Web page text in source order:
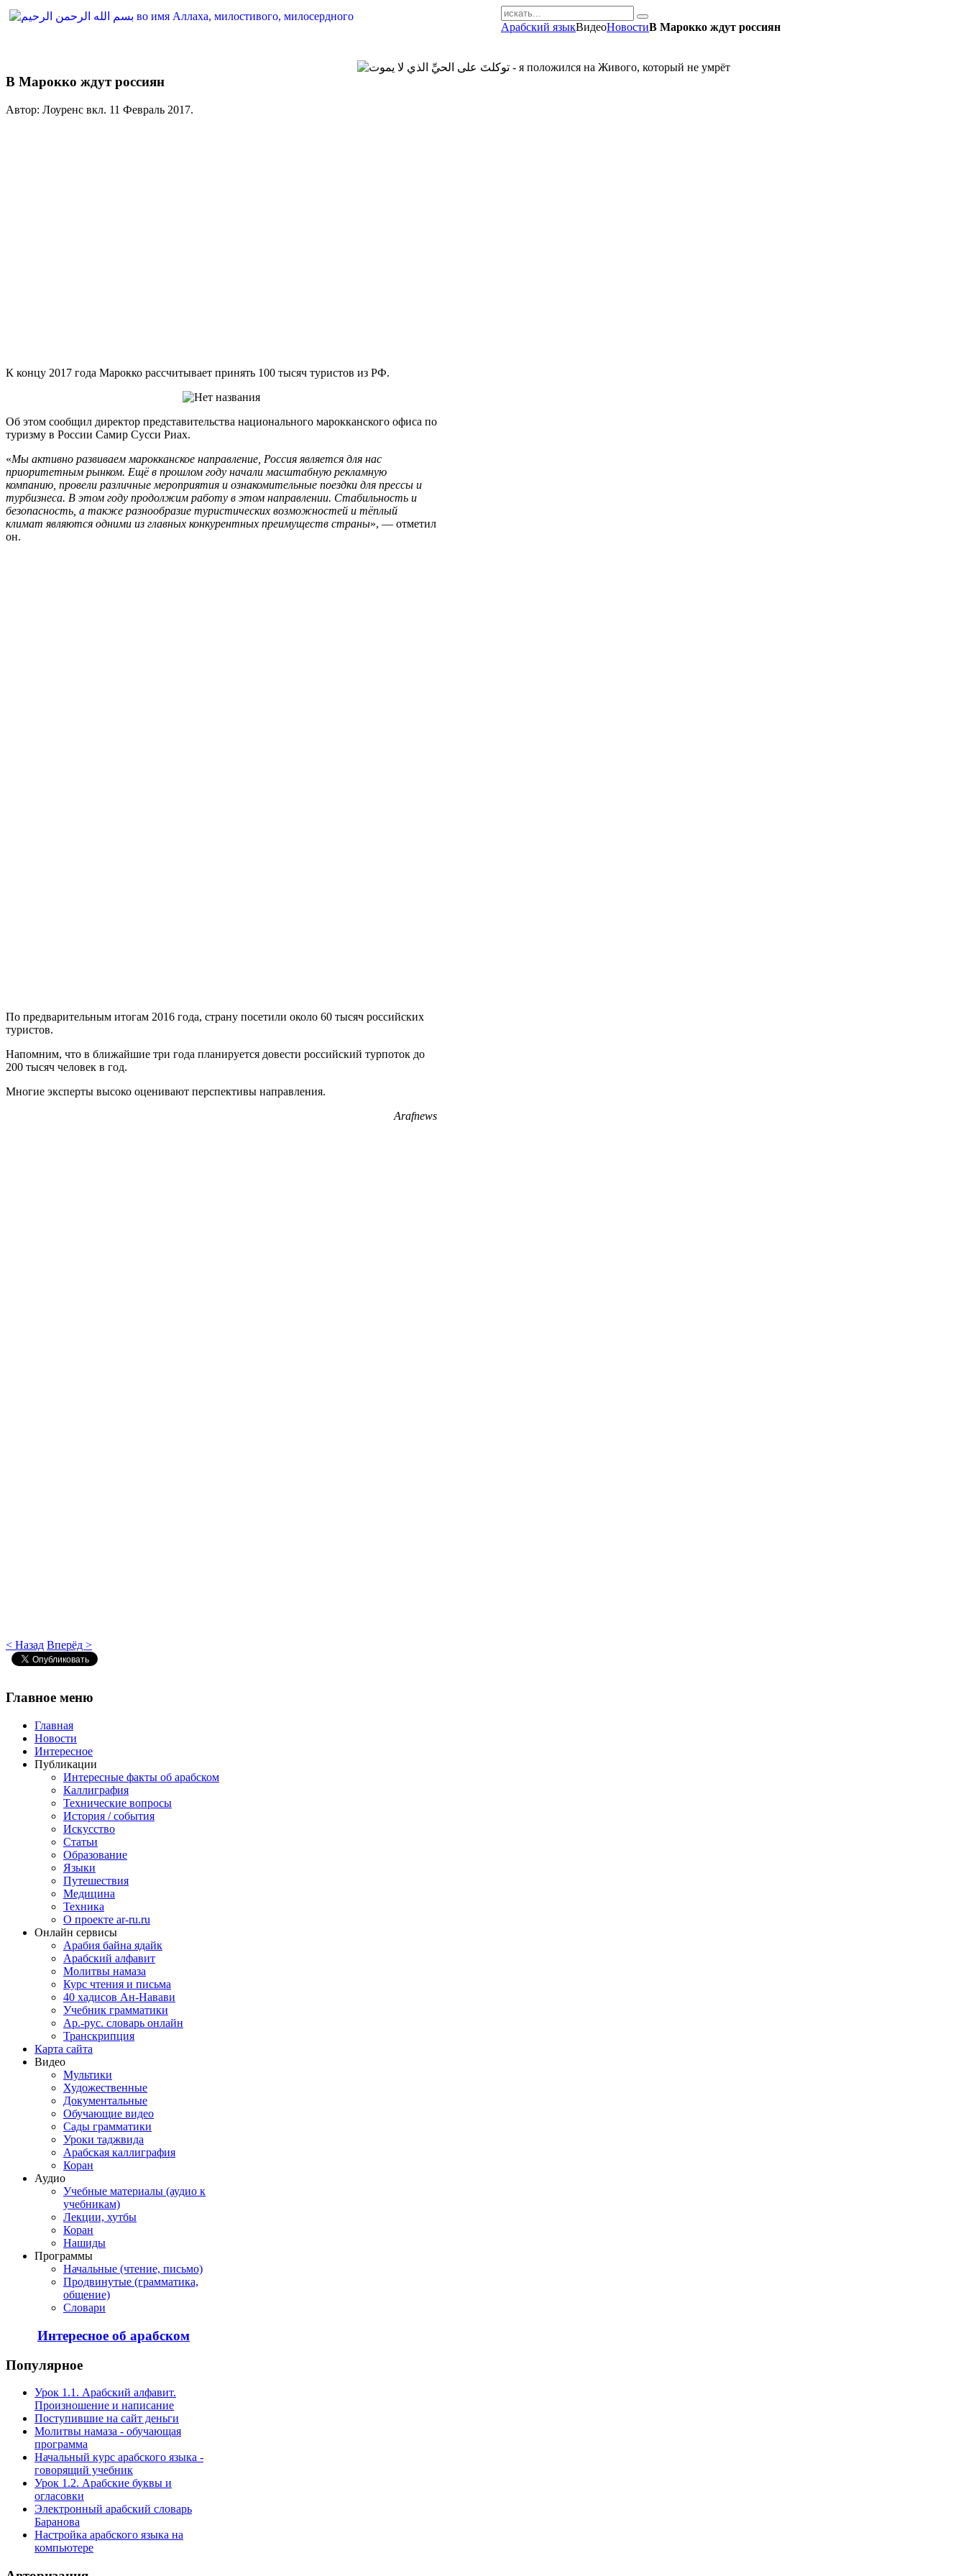
Арабский языкВидеоНовостиВ Марокко ждут россиян
В Марокко ждут россиян
Автор: Лоуренс вкл. 11 Февраль 2017.
К концу 2017 года Марокко рассчитывает принять 100 тысяч туристов из РФ.
Об этом cообщил директор представительства национального марокканского офиса по
туризму в России Самир Сусси Риах.
«Мы активно развиваем марокканское направление, Россия является для нас
приоритетным рынком. Ещё в прошлом году начали масштабную рекламную
компанию, провели различные мероприятия и ознакомительные поездки для прессы и
турбизнеса. В этом году продолжим работу в этом направлении. Стабильность и
безопасность, а также разнообразие туристических возможностей и тёплый
климат являются одними из главных конкурентных преимуществ страны», — отметил
он.
По предварительным итогам 2016 года, страну посетили около 60 тысяч российских
туристов.
Напомним, что в ближайшие три года планируется довести российский турпоток до
200 тысяч человек в год.
Многие эксперты высоко оценивают перспективы направления.
Arafnews
< Назад Вперёд >
Главное меню
Главная
Новости
Интересное
Публикации
Интересные факты об арабском
Каллиграфия
Технические вопросы
История / события
Искусство
Статьи
Образование
Языки
Путешествия
Медицина
Техника
О проекте ar-ru.ru
Онлайн сервисы
Арабия байна ядайк
Арабский алфавит
Молитвы намаза
Курс чтения и письма
40 хадисов Ан-Навави
Учебник грамматики
Ар.-рус. словарь онлайн
Транскрипция
Карта сайта
Видео
Мультики
Художественные
Документальные
Обучающие видео
Сады грамматики
Уроки таджвида
Арабская каллиграфия
Коран
Аудио
Учебные материалы (аудио к
учебникам)
Лекции, хутбы
Коран
Нашиды
Программы
Начальные (чтение, письмо)
Продвинутые (грамматика,
общение)
Словари
Интересное об арабском
Популярное
Урок 1.1. Арабский алфавит.
Произношение и написание
Поступившие на сайт деньги
Молитвы намаза - обучающая
программа
Начальный курс арабского языка -
говорящий учебник
Урок 1.2. Арабские буквы и
огласовки
Электронный арабский словарь
Баранова
Настройка арабского языка на
компьютере